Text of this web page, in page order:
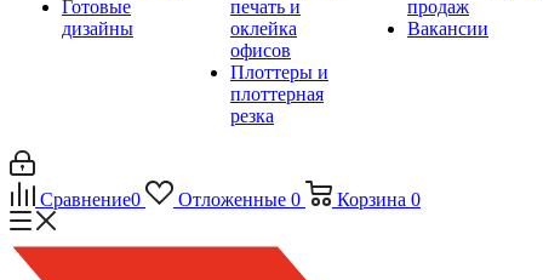
Готовые
дизайны
печать и
оклейка
офисов
Плоттеры и
плоттерная
резка
продаж
Вакансии
Сравнение0 Отложенные 0 Корзина 0